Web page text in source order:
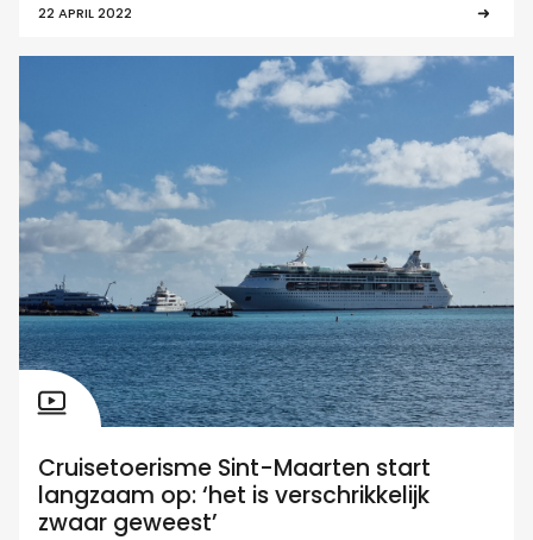
22 APRIL 2022
Cruisetoerisme Sint-Maarten start
langzaam op: ‘het is verschrikkelijk
zwaar geweest’